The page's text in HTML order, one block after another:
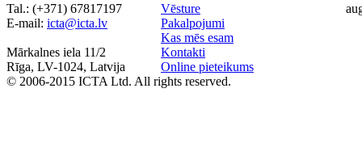
Tal.: (+371) 67817197
Е-mail: icta@icta.lv
Mārkalnes iela 11/2
Rīga, LV-1024, Latvija
Vēsture
Pakalpojumi
Kas mēs esam
Kontakti
Online pieteikums
© 2006-2015 ICTA Ltd. All rights reserved.